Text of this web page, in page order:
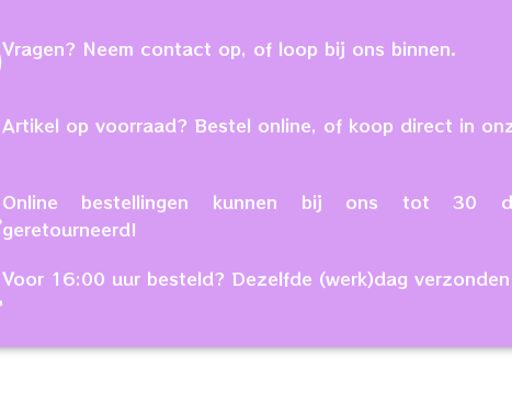
Vragen? Neem contact op, of loop bij ons binnen.
Artikel op voorraad? Bestel online, of koop direct in
Online bestellingen kunnen bij ons tot 30
geretourneerd!
Voor 16:00 uur besteld? Dezelfde (werk)dag